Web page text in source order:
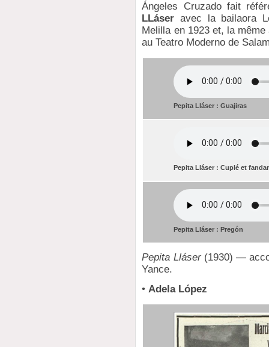
Ángeles Cruzado fait
LLáser avec la bailaora
Melilla en 1923 et, la
au Teatro Moderno de
Pepita Lláser : Guajiras
Pepita Lláser : Cuplé et
Pepita Lláser : Pregón
Pepita Lláser(1930) —
Yance.
•Adela López